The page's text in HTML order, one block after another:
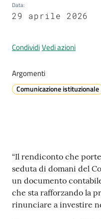
A
l
e
r
a
m
V
i
s
i
Data:
29 aprile 2026
CondividiVedi azioni
Argomenti
Comunicazione istituzionale
Contenuto
“Il rendiconto che
seduta di domani del
un documento
che sta rafforzando la
rinunciare a investire